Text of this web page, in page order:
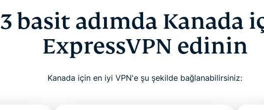
3 basit adımda Kanada
ExpressVPN edinin
Kanada için en iyi VPN'e şu şekilde bağlanabilirsiniz: